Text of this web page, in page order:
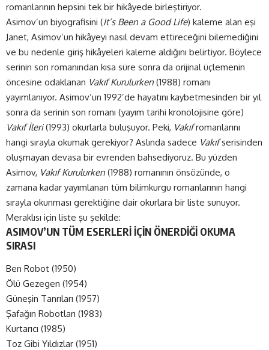
romanlarının hepsini tek bir hikâyede birleştiriyor.
Asimov’un biyografisini (It’s Been a Good Life) kaleme alan eşi
Janet, Asimov’un hikâyeyi nasıl devam ettireceğini bilemediğini
ve bu nedenle giriş hikâyeleri kaleme aldığını belirtiyor. Böylece
serinin son romanından kısa süre sonra da orijinal üçlemenin
öncesine odaklanan Vakıf Kurulurken (1988) romanı
yayımlanıyor. Asimov’un 1992’de hayatını kaybetmesinden bir yıl
sonra da serinin son romanı (yayım tarihi kronolojisine göre)
Vakıf İleri(1993) okurlarla buluşuyor. Peki, Vakıfromanlarını
hangi sırayla okumak gerekiyor? Aslında sadece Vakıfserisinden
oluşmayan devasa bir evrenden bahsediyoruz. Bu yüzden
Asimov, Vakıf Kurulurken (1988) romanının önsözünde, o
zamana kadar yayımlanan tüm bilimkurgu romanlarının hangi
sırayla okunması gerektiğine dair okurlara bir liste sunuyor.
Meraklısı için liste şu şekilde:
ASIMOV’UN TÜM ESERLERİ İÇİN ÖNERDİĞİ OKUMA
SIRASI
Ben Robot (1950)
Ölü Gezegen (1954)
Güneşin Tanrıları (1957)
Şafağın Robotları (1983)
Kurtarıcı (1985)
Toz Gibi Yıldızlar (1951)